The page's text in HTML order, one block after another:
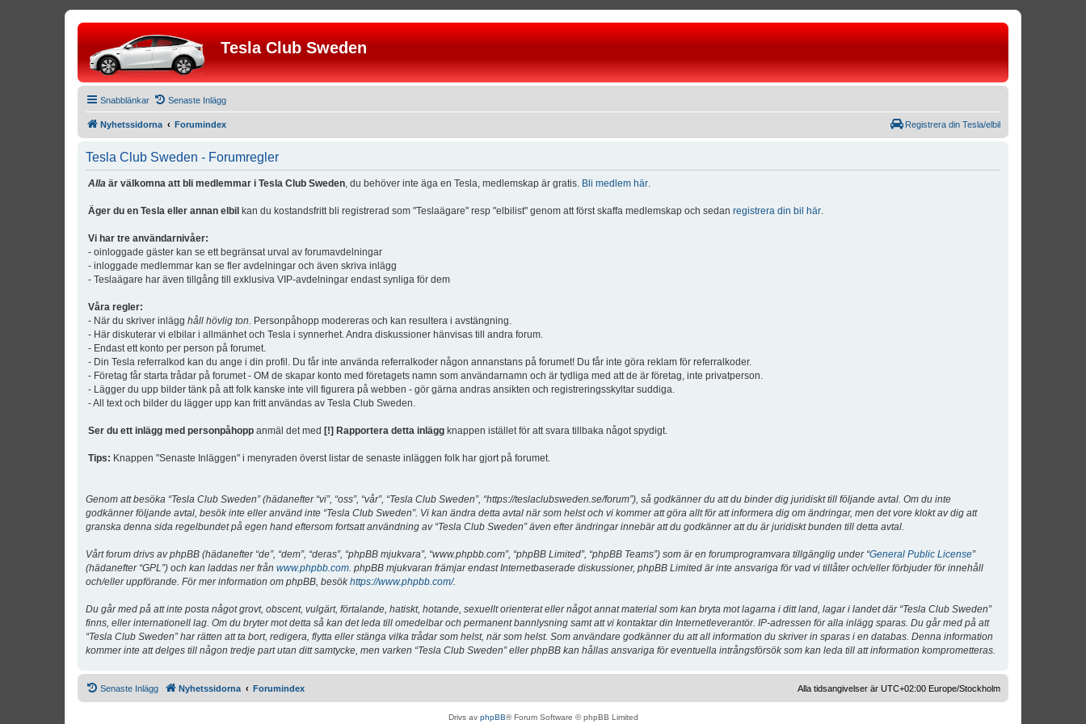
Tesla Club Sweden
Snabblänkar Senaste Inlägg
Nyhetssidorna Forumindex Registrera din Tesla/elbil
Tesla Club Sweden - Forumregler
Alla är välkomna att bli medlemmar i Tesla Club Sweden, du behöver inte äga en Tesla, medlemskap är gratis. Bli medlem här.
Äger du en Tesla eller annan elbil kan du kostandsfritt bli registrerad som "Teslaägare" resp "elbilist" genom att först skaffa medlemskap och sedan registrera din bil här.
Vi har tre användarnivåer:
- oinloggade gäster kan se ett begränsat urval av forumavdelningar
- inloggade medlemmar kan se fler avdelningar och även skriva inlägg
- Teslaägare har även tillgång till exklusiva VIP-avdelningar endast synliga för dem
Våra regler:
- När du skriver inlägg håll hövlig ton. Personpåhopp modereras och kan resultera i avstängning.
- Här diskuterar vi elbilar i allmänhet och Tesla i synnerhet. Andra diskussioner hänvisas till andra forum.
- Endast ett konto per person på forumet.
- Din Tesla referralkod kan du ange i din profil. Du får inte använda referralkoder någon annanstans på forumet! Du får inte göra reklam för referralkoder.
- Företag får starta trådar på forumet - OM de skapar konto med företagets namn som användarnamn och är tydliga med att de är företag, inte privatperson.
- Lägger du upp bilder tänk på att folk kanske inte vill figurera på webben - gör gärna andras ansikten och registreringsskyltar suddiga.
- All text och bilder du lägger upp kan fritt användas av Tesla Club Sweden.
Ser du ett inlägg med personpåhopp anmäl det med [!] Rapportera detta inlägg knappen istället för att svara tillbaka något spydigt.
Tips: Knappen "Senaste Inläggen" i menyraden överst listar de senaste inläggen folk har gjort på forumet.
Genom att besöka “Tesla Club Sweden” (hädanefter “vi”, “oss”, “vår”, “Tesla Club Sweden”, “https://teslaclubsweden.se/forum”), så godkänner du att du binder dig juridiskt till följande avtal. Om du inte
godkänner följande avtal, besök inte eller använd inte “Tesla Club Sweden”. Vi kan ändra detta avtal när som helst och vi kommer att göra allt för att informera dig om ändringar, men det vore klokt av dig att
granska denna sida regelbundet på egen hand eftersom fortsatt användning av “Tesla Club Sweden” även efter ändringar innebär att du godkänner att du är juridiskt bunden till detta avtal.
Vårt forum drivs av phpBB (hädanefter “de”, “dem”, “deras”, “phpBB mjukvara”, “www.phpbb.com”, “phpBB Limited”, “phpBB Teams”) som är en forumprogramvara tillgänglig under “General Public License”
(hädanefter “GPL”) och kan laddas ner från www.phpbb.com. phpBB mjukvaran främjar endast Internetbaserade diskussioner, phpBB Limited är inte ansvariga för vad vi tillåter och/eller förbjuder för innehåll
och/eller uppförande. För mer information om phpBB, besökhttps://www.phpbb.com/.
Du går med på att inte posta något grovt, obscent, vulgärt, förtalande, hatiskt, hotande, sexuellt orienterat eller något annat material som kan bryta mot lagarna i ditt land, lagar i landet där “Tesla Club Sweden”
finns, eller internationell lag. Om du bryter mot detta så kan det leda till omedelbar och permanent bannlysning samt att vi kontaktar din Internetleverantör. IP-adressen för alla inlägg sparas. Du går med på att
“Tesla Club Sweden” har rätten att ta bort, redigera, flytta eller stänga vilka trådar som helst, när som helst. Som användare godkänner du att all information du skriver in sparas i en databas. Denna information
kommer inte att delges till någon tredje part utan ditt samtycke, men varken “Tesla Club Sweden” eller phpBB kan hållas ansvariga för eventuella intrångsförsök som kan leda till att information komprometteras.
Senaste Inlägg Nyhetssidorna Forumindex Alla tidsangivelser är UTC+02:00 Europe/Stockholm
Drivs av phpBB® Forum Software © phpBB Limited